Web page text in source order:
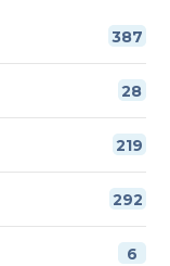
387
28
219
292
6